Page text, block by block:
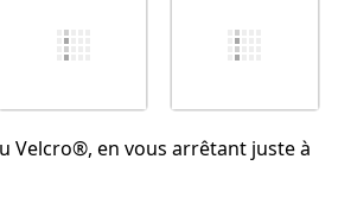
Velcro®, en vous arrêtant juste à